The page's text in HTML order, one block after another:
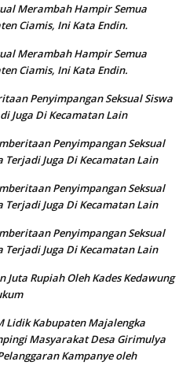
Merambah Hampir Semua
Ciamis, Ini Kata Endin.
Merambah Hampir Semua
Ciamis, Ini Kata Endin.
Penyimpangan Seksual Siswa
Juga Di Kecamatan Lain
Penyimpangan Seksual
Terjadi Juga Di Kecamatan Lain
Penyimpangan Seksual
Terjadi Juga Di Kecamatan Lain
Penyimpangan Seksual
Terjadi Juga Di Kecamatan Lain
Juta Rupiah Oleh Kades Kedawung
Lidik Kabupaten Majalengka
Masyarakat Desa Girimulya
Kampanye oleh